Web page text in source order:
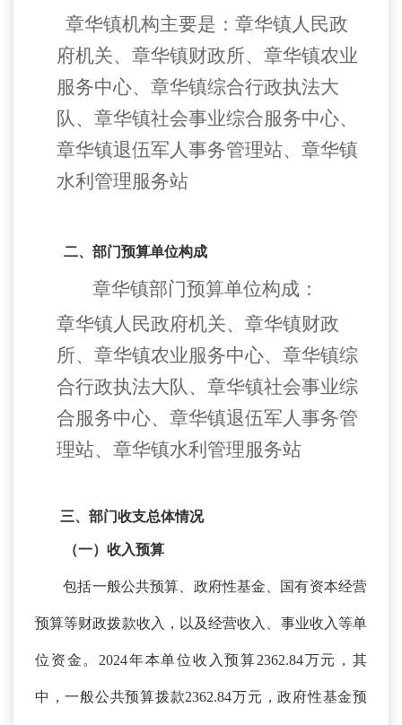
章华镇机构主要是：章华镇人民政
府机关、章华镇财政所、章华镇农业
服务中心、章华镇综合行政执法大
队、章华镇社会事业综合服务中心、
章华镇退伍军人事务管理站、章华镇
水利管理服务站
二、 部门预算单位构成
章华镇部门预算单位构成：
章华镇人民政府机关、章华镇财政
所、章华镇农业服务中心、章华镇综
合行政执法大队、章华镇社会事业综
合服务中心、章华镇退伍军人事务管
理站、章华镇水利管理服务站
三、部门收支总体情况
（一）收入预算
包括一般公共预算、政府性基金、国有资本经营
预算等财政拨款收入，以及经营收入、事业收入等单
位资金。 2024年本单位收入预算2362.84万元，其
中，一般公共预算拨款2362.84万元，政府性基金预